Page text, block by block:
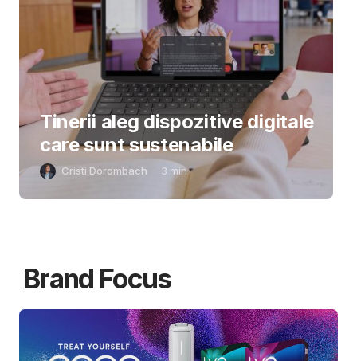
Tinerii aleg dispozitive digitale
care sunt sustenabile
Cristi Dorombach 3 min
Brand Focus